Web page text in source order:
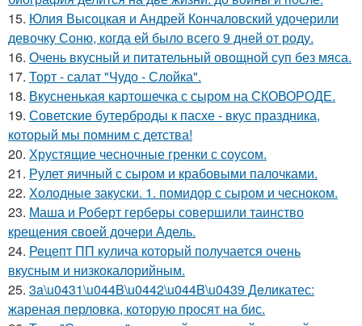
15. Юлия Высоцкая и Андрей Кончаловский удочерили
девочку Соню, когда ей было всего 9 дней от роду.
16. Очень вкусный и питательный овощной суп без мяса.
17. Торт - салат "Чудо - Слойка".
18. Вкусненькая картошечка с сыром на СКОВОРОДЕ.
19. Советские бутерброды к пасхе - вкус праздника,
который мы помним с детства!
20. Хрустящие чесночные гренки с соусом.
21. Рулет яичный с сыром и крабовыми палочками.
22. Холодные закуски. 1. помидор с сыром и чесноком.
23. Маша и Роберт герберы совершили таинство
крещения своей дочери Адель.
24. Рецепт ПП кулича который получается очень
вкусным и низкокалорийным.
25. 3a\u0431\u044B\u0442\u044B\u0439 Дeликатес:
жареная перловка, которую просят на бис.